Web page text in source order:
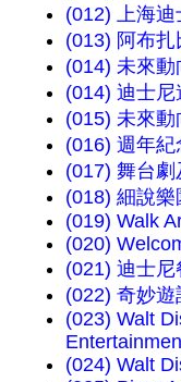
(012) 上海迪
(013) 阿布
(014) 未來
(014) 迪士
(015) 未來
(016) 週年
(017) 舞台
(018) 細說樂
(019) Walk
(020)
(021) 迪士
(022) 奇妙
(023) Walt
(024) Walt